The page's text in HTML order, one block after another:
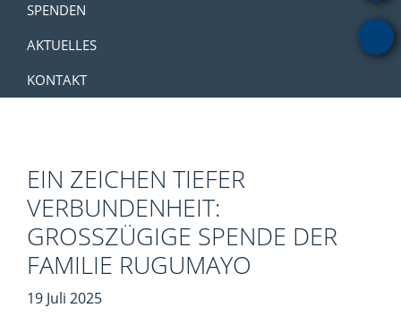
SPENDEN
AKTUELLES
KONTAKT
EIN ZEICHEN TIEFER
VERBUNDENHEIT:
GROSSZÜGIGE SPENDE DER F
AMILIE RUGUMAYO
19 Juli 2025